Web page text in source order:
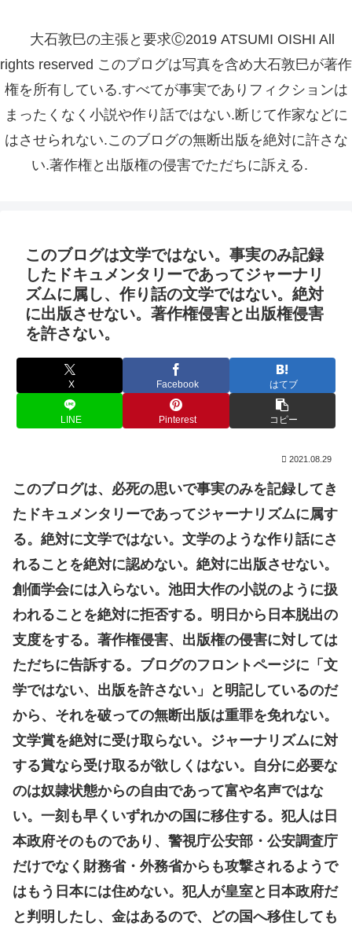
大石敦巳の主張と要求Ⓒ2019 ATSUMI OISHI All
rights reserved このブログは写真を含め大石敦巳が著作
権を所有している.すべてが事実でありフィクションは
まったくなく小説や作り話ではない.断じて作家などに
はさせられない.このブログの無断出版を絶対に許さな
い.著作権と出版権の侵害でただちに訴える.
このブログは文学ではない。事実のみ記録
したドキュメンタリーであってジャーナリ
ズムに属し、作り話の文学ではない。絶対
に出版させない。著作権侵害と出版権侵害
を許さない。
X Facebook はてブ
LINE Pinterest コピー
2021.08.29
このブログは、必死の思いで事実のみを記録してき
たドキュメンタリーであってジャーナリズムに属す
る。絶対に文学ではない。文学のような作り話にさ
れることを絶対に認めない。絶対に出版させない。
創価学会には入らない。池田大作の小説のように扱
われることを絶対に拒否する。明日から日本脱出の
支度をする。著作権侵害、出版権の侵害に対しては
ただちに告訴する。ブログのフロントページに「文
学ではない、出版を許さない」と明記しているのだ
から、それを破っての無断出版は重罪を免れない。
文学賞を絶対に受け取らない。ジャーナリズムに対
する賞なら受け取るが欲しくはない。自分に必要な
のは奴隷状態からの自由であって富や名声ではな
い。一刻も早くいずれかの国に移住する。犯人は日
本政府そのものであり、警視庁公安部・公安調査庁
だけでなく財務省・外務省からも攻撃されるようで
はもう日本には住めない。犯人が皇室と日本政府だ
と判明したし、金はあるので、どの国へ移住しても